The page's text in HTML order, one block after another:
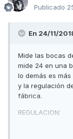
Publicado
En 24/11/
Mide las bocas
mide 24 en una
lo demás es
y la regulación
fábrica.
REGULACION: